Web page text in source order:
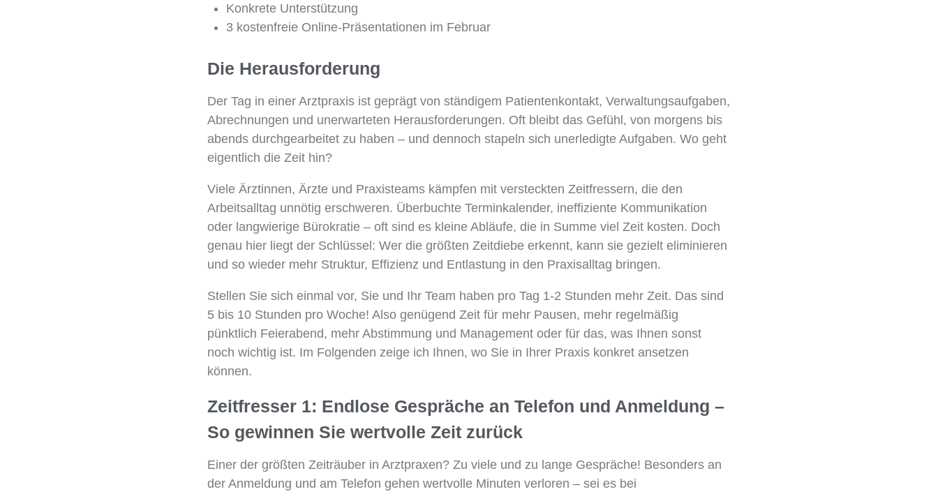
Konkrete Unterstützung
3 kostenfreie Online-Präsentationen im Februar
Die Herausforderung
Der Tag in einer Arztpraxis ist geprägt von ständigem Patientenkontakt, Verwaltungsaufgaben,
Abrechnungen und unerwarteten Herausforderungen. Oft bleibt das Gefühl, von morgens bis
abends durchgearbeitet zu haben – und dennoch stapeln sich unerledigte Aufgaben. Wo geht
eigentlich die Zeit hin?
Viele Ärztinnen, Ärzte und Praxisteams kämpfen mit versteckten Zeitfressern, die den
Arbeitsalltag unnötig erschweren. Überbuchte Terminkalender, ineffiziente Kommunikation
oder langwierige Bürokratie – oft sind es kleine Abläufe, die in Summe viel Zeit kosten. Doch
genau hier liegt der Schlüssel: Wer die größten Zeitdiebe erkennt, kann sie gezielt eliminieren
und so wieder mehr Struktur, Effizienz und Entlastung in den Praxisalltag bringen.
Stellen Sie sich einmal vor, Sie und Ihr Team haben pro Tag 1-2 Stunden mehr Zeit. Das sind
5 bis 10 Stunden pro Woche! Also genügend Zeit für mehr Pausen, mehr regelmäßig
pünktlich Feierabend, mehr Abstimmung und Management oder für das, was Ihnen sonst
noch wichtig ist. Im Folgenden zeige ich Ihnen, wo Sie in Ihrer Praxis konkret ansetzen
können.
Zeitfresser 1: Endlose Gespräche an Telefon und Anmeldung –
So gewinnen Sie wertvolle Zeit zurück
Einer der größten Zeiträuber in Arztpraxen? Zu viele und zu lange Gespräche! Besonders an
der Anmeldung und am Telefon gehen wertvolle Minuten verloren – sei es bei